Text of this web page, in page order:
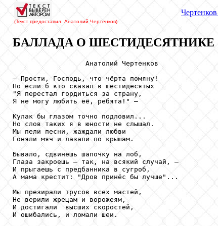
(Текст предоставил: Анатолий Чертенков)
Чертенков
БАЛЛАДА О ШЕСТИДЕСЯТНИКЕ
                  Анатолий Чертенков
– Прости, Господь, что чёрта помяну!
Но если б кто сказал в шестидесятых
"Я перестал гордиться за страну,
Я не могу любить её, ребята!" –
Кулак бы глазом точно подловил...
Но слов таких я в юности не слышал.
Мы пели песни, жаждали любви
Гоняли мяч и лазали по крышам.
Бывало, сдвинешь шапочку на лоб,
Глаза закроешь – так, на всякий случай, –
И прыгаешь с предбанника в сугроб,
А мама крестит: "Дров принёс бы лучше"...
Мы презирали трусов всех мастей,
Не верили жрецам и ворожеям,
И достигали  высших скоростей,
И ошибались, и ломали шеи.